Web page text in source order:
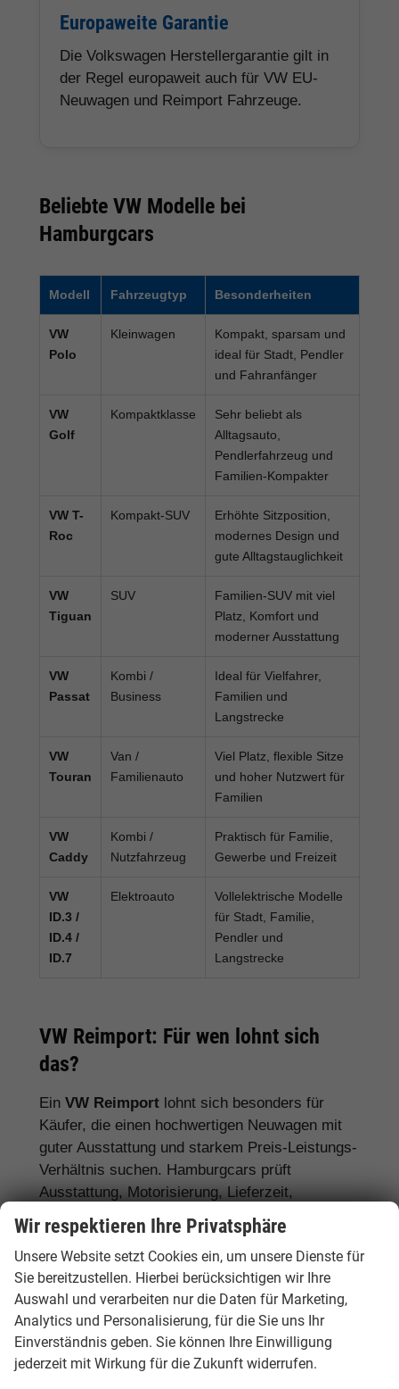
Europaweite Garantie
Die Volkswagen Herstellergarantie gilt in
der Regel europaweit auch für VW EU-
Neuwagen und Reimport Fahrzeuge.
Beliebte VW Modelle bei
Hamburgcars
Modell Fahrzeugtyp Besonderheiten
VW
Polo
Kleinwagen
Kompakt, sparsam und
ideal für Stadt, Pendler
und Fahranfänger
VW
Golf
Kompaktklasse
Sehr beliebt als
Alltagsauto,
Pendlerfahrzeug und
Familien-Kompakter
VW T-
Roc
Kompakt-SUV
Erhöhte Sitzposition,
modernes Design und
gute Alltagstauglichkeit
VW
Tiguan
SUV
Familien-SUV mit viel
Platz, Komfort und
moderner Ausstattung
VW
Passat
Kombi /
Business
Ideal für Vielfahrer,
Familien und
Langstrecke
VW
Touran
Van /
Familienauto
Viel Platz, flexible Sitze
und hoher Nutzwert für
Familien
VW
Caddy
Kombi /
Nutzfahrzeug
Praktisch für Familie,
Gewerbe und Freizeit
VW
ID.3 /
ID.4 /
ID.7
Elektroauto
Vollelektrische Modelle
für Stadt, Familie,
Pendler und
Langstrecke
VW Reimport: Für wen lohnt sich
das?
Ein VW Reimport lohnt sich besonders für
Käufer, die einen hochwertigen Neuwagen mit
guter Ausstattung und starkem Preis-Leistungs-
Verhältnis suchen. Hamburgcars prüft
Ausstattung, Motorisierung, Lieferzeit,
Garantiebedingungen und Fahrzeugdetails
transparent vor dem Kauf.
Für Stadtfahrer:VW Polo, VW Golf, VW
ID.3
Für Familien: VW Tiguan, VW Passat
Variant, VW Touran, VW Caddy
Wir respektieren Ihre Privatsphäre
Unsere Website setzt Cookies ein, um unsere Dienste für
Sie bereitzustellen. Hierbei berücksichtigen wir Ihre
Auswahl und verarbeiten nur die Daten für Marketing,
Analytics und Personalisierung, für die Sie uns Ihr
Einverständnis geben. Sie können Ihre Einwilligung
jederzeit mit Wirkung für die Zukunft widerrufen.